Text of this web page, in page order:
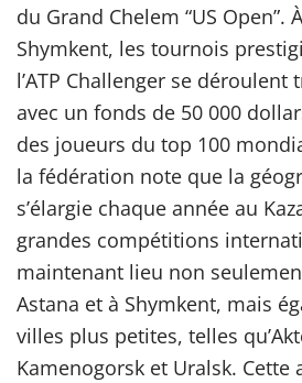
du Grand Chelem “US Open”.
Shymkent, les tournois
l’ATP Challenger se
avec un fonds de 50 000
des joueurs du top 100
la fédération note que la
s’élargie chaque année au
grandes compétitions
maintenant lieu non
Astana et à Shymkent, mais
villes plus petites, telles
Kamenogorsk et Uralsk. Cette